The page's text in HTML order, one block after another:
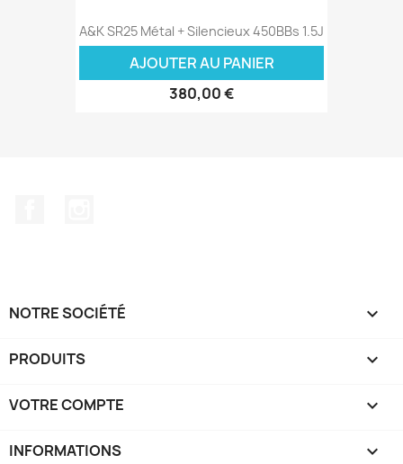
A&K SR25 Métal + Silencieux 450BBs 1.5J
AJOUTER AU PANIER
380,00 €
NOTRE SOCIÉTÉ 
PRODUITS 
VOTRE COMPTE 
INFORMATIONS keyboard_arrow_down